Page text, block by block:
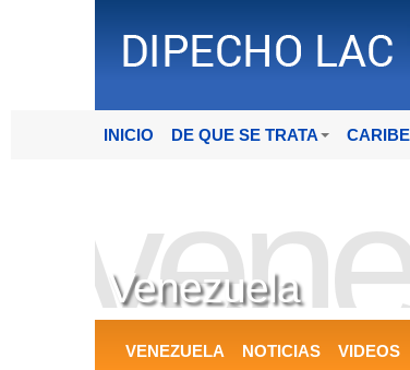
INICIO DE QUE SE TRATA CARIBE
Venezuela
VENEZUELA NOTICIAS VIDEOS